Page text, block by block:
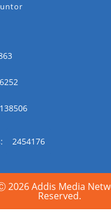
2454176
2026 Addis Media
Reserved.